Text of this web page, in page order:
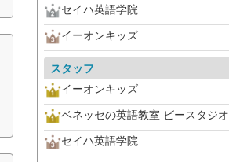
セイハ英語学院
イーオンキッズ
スタッフ
イーオンキッズ
ベネッセの英語教室 ビースタジオ
セイハ英語学院